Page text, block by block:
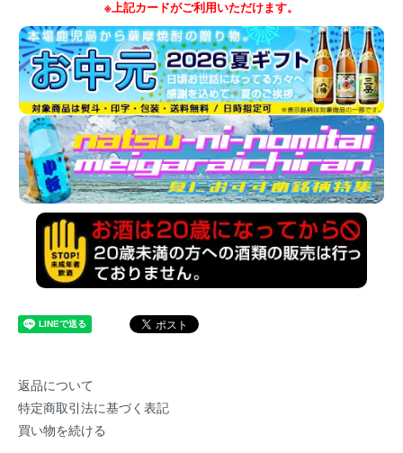
※上記カードがご利用いただけます。
返品について
特定商取引法に基づく表記
買い物を続ける